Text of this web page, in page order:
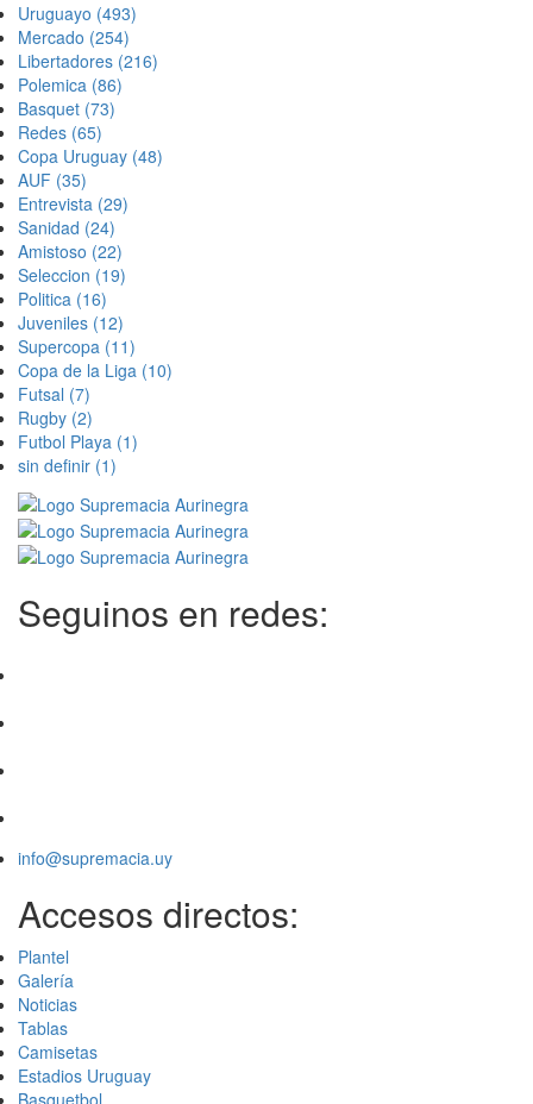
Uruguayo (493)
Mercado (254)
Libertadores (216)
Polemica (86)
Basquet (73)
Redes (65)
Copa Uruguay (48)
AUF (35)
Entrevista (29)
Sanidad (24)
Amistoso (22)
Seleccion (19)
Politica (16)
Juveniles (12)
Supercopa (11)
Copa de la Liga (10)
Futsal (7)
Rugby (2)
Futbol Playa (1)
sin definir (1)
Seguinos en redes:
info@supremacia.uy
Accesos directos:
Plantel
Galería
Noticias
Tablas
Camisetas
Estadios Uruguay